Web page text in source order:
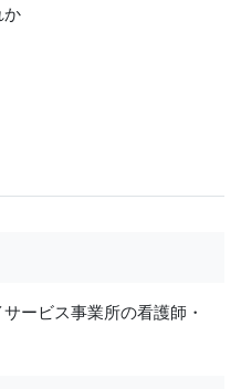
か
ービス事業所の看護師・